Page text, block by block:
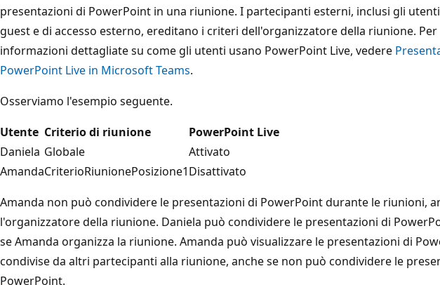
presentazioni di PowerPoint in una riunione. I partecipanti esterni, inclusi gli
guest e di accesso esterno, ereditano i criteri dell'organizzatore della riunione. Per
informazioni dettagliate su come gli utenti usano PowerPoint Live, vedere
PowerPoint Live in Microsoft Teams.
Osserviamo l'esempio seguente.
Utente Criterio di riunione
PowerPoint Live
Daniela Globale
Attivato
AmandaCriterioRiunionePosizione1Disattivato
Amanda non può condividere le presentazioni di PowerPoint durante le riunioni,
l'organizzatore della riunione. Daniela può condividere le presentazioni di
se Amanda organizza la riunione. Amanda può visualizzare le presentazioni di
condivise da altri partecipanti alla riunione, anche se non può condividere le
PowerPoint.